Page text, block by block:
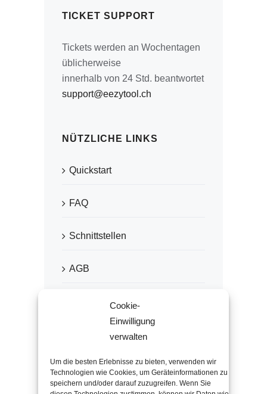
Cookie-
Einwilligung
verwalten
Um die besten Erlebnisse zu bieten, verwenden wir
Technologien wie Cookies, um Geräteinformationen zu
speichern und/oder darauf zuzugreifen. Wenn Sie
TICKET SUPPORT
Tickets werden an Wochentagen
üblicherweise
innerhalb von 24 Std. beantwortet
support@eezytool.ch
NÜTZLICHE LINKS
Quickstart
FAQ
Schnittstellen
AGB
Datenschutz
Impressum
EMPFOHLEN VON